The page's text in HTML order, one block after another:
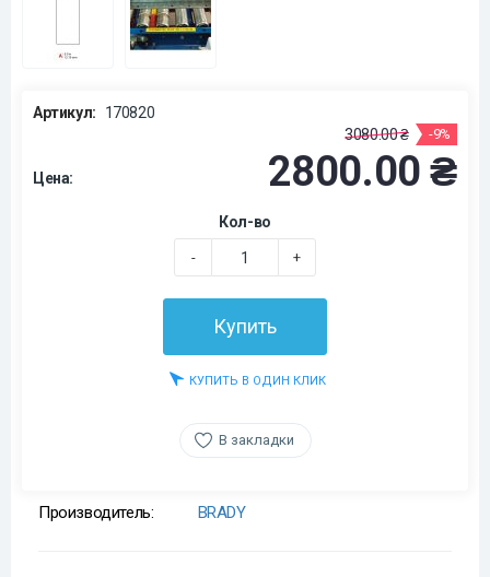
Артикул: 170820
Цена:
3080.00 ₴ -9%
2800.00 ₴
Кол-во
- +
Купить
КУПИТЬ В ОДИН КЛИК
В закладки
Производитель: BRADY